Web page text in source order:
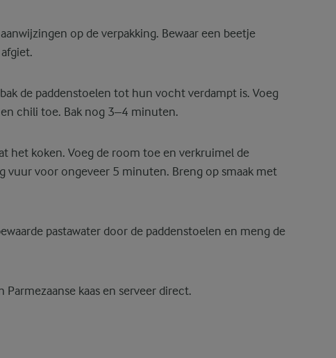
op de verpakking. Bewaar een beetje
de paddenstoelen tot hun vocht verdampt is. Voeg
chili toe. Bak nog 3–4 minuten.
het koken. Voeg de room toe en verkruimel de
vuur voor ongeveer 5 minuten. Breng op smaak met
pastawater door de paddenstoelen en meng de
kaas en serveer direct.